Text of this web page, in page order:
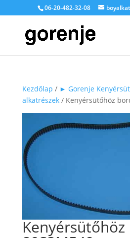
06-20-482-32-08
Kezdőlap / ► Gorenje
alkatrészek/ Kenyérsütőhöz